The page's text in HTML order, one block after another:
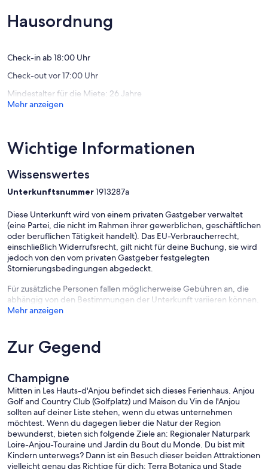
swimming
to
Gennes-
Wunderbar,
(21
Hausordnung
Check-in ab 18:00 Uhr
Check-out vor 17:00 Uhr
Mindestalter für die Miete: 26 Jahre
Mehr anzeigen
Wichtige Informationen
Wissenswertes
Unterkunftsnummer1913287a
Diese Unterkunft wird von einem privaten Gastgeber verwaltet
(eine Partei, die nicht im Rahmen ihrer gewerblichen, geschäftlichen
oder beruflichen Tätigkeit handelt). Das EU-Verbraucherrecht,
einschließlich Widerrufsrecht, gilt nicht für deine Buchung, sie wird
jedoch von den vom privaten Gastgeber festgelegten
Stornierungsbedingungen abgedeckt.
Für zusätzliche Personen fallen möglicherweise Gebühren an, die
abhängig von den Bestimmungen der Unterkunft variieren können.
Mehr anzeigen
Zur Gegend
Champigne
Mitten in Les Hauts-d'Anjou befindet sich dieses Ferienhaus. Anjou
Golf and Country Club (Golfplatz) und Maison du Vin de l'Anjou
sollten auf deiner Liste stehen, wenn du etwas unternehmen
möchtest. Wenn du dagegen lieber die Natur der Region
bewunderst, bieten sich folgende Ziele an: Regionaler Naturpark
Loire-Anjou-Touraine und Jardin du Bout du Monde. Du bist mit
Kindern unterwegs? Dann ist ein Besuch dieser beiden Attraktionen
vielleicht genau das Richtige für dich: Terra Botanica und Stade